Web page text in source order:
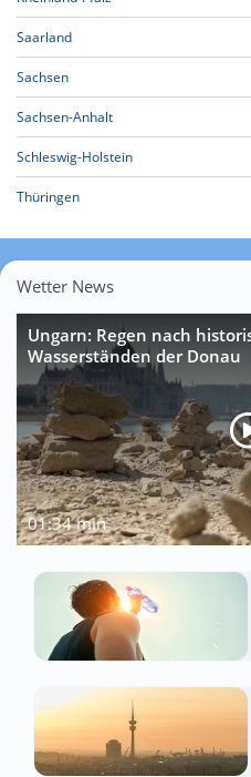
Saarland
Sachsen
Sachsen-Anhalt
Schleswig-Holstein
Thüringen
Wetter News
Ungarn: Regen nach
Wasserständen der Donau
01:34 min